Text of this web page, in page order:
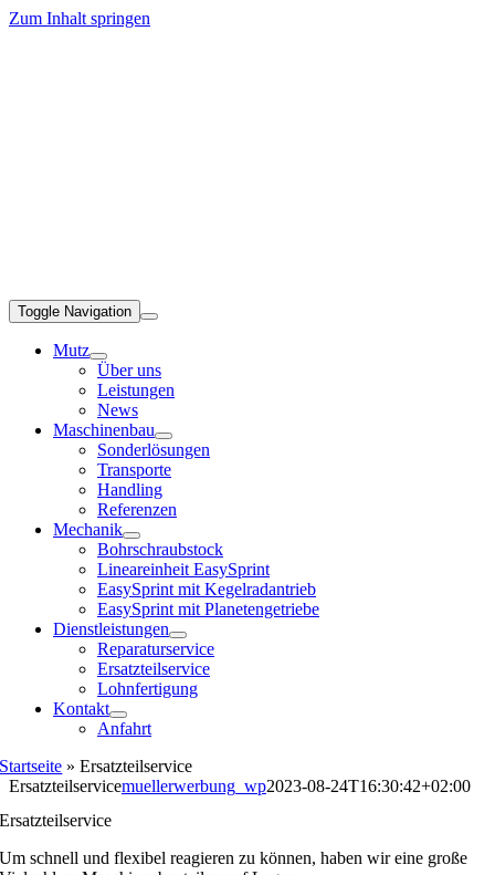
Zum Inhalt springen
Toggle Navigation
Mutz
Über uns
Leistungen
News
Maschinenbau
Sonderlösungen
Transporte
Handling
Referenzen
Mechanik
Bohrschraubstock
Lineareinheit EasySprint
EasySprint mit Kegelradantrieb
EasySprint mit Planetengetriebe
Dienstleistungen
Reparaturservice
Ersatzteilservice
Lohnfertigung
Kontakt
Anfahrt
Startseite »Ersatzteilservice
Ersatzteilservicemuellerwerbung_wp2023-08-24T16:30:42+02:00
Ersatzteilservice
Um schnell und flexibel reagieren zu können, haben wir eine große